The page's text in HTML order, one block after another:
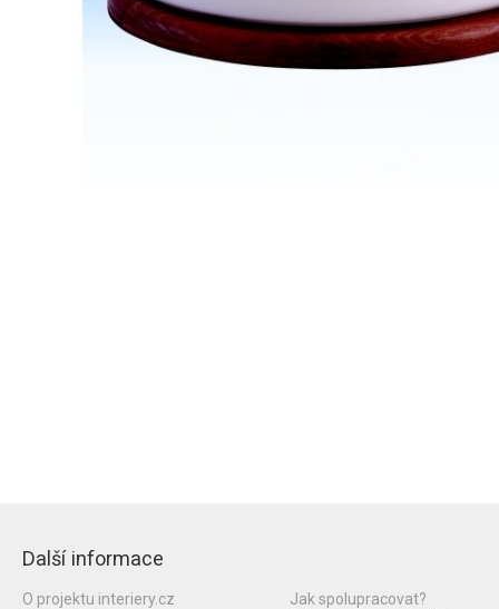
Další informace
O projektu interiery.cz
Jak spolupracovat?